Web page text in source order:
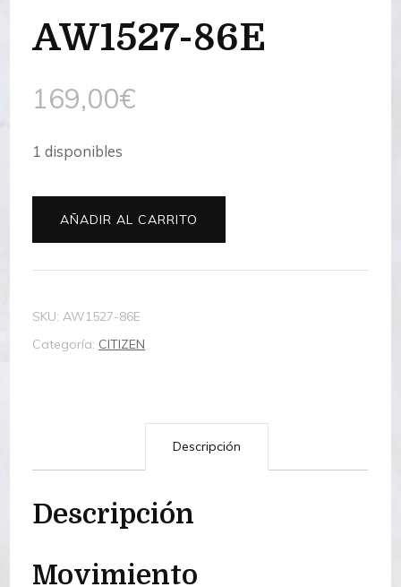
AW1527-86E
169,00€
1 disponibles
AW1527-
86EAÑADIR AL CARRITO
SKU:AW1527-86E
Categoría: CITIZEN
Descripción
Descripción
Movimiento